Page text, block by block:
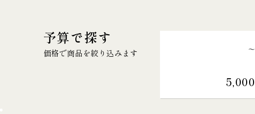
予算で探す
価格で商品を絞り込みます ～
5,000